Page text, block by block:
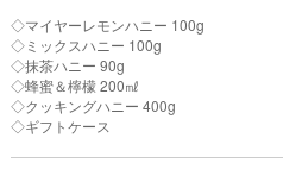
◇マイヤーレモンハニー 100g
◇ミックスハニー 100g
◇抹茶ハニー 90g
◇蜂蜜＆檸檬 200㎖
◇クッキングハニー 400g
◇ギフトケース